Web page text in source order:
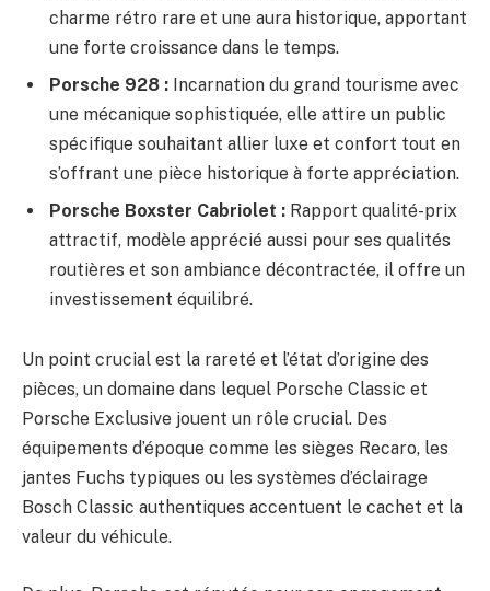
charme rétro rare et une aura historique, apportant
une forte croissance dans le temps.
Porsche 928 : Incarnation du grand tourisme avec
une mécanique sophistiquée, elle attire un public
spécifique souhaitant allier luxe et confort tout en
s’offrant une pièce historique à forte appréciation.
Porsche Boxster Cabriolet : Rapport qualité-prix
attractif, modèle apprécié aussi pour ses qualités
routières et son ambiance décontractée, il offre un
investissement équilibré.
Un point crucial est la rareté et l’état d’origine des
pièces, un domaine dans lequel Porsche Classic et
Porsche Exclusive jouent un rôle crucial. Des
équipements d’époque comme les sièges Recaro, les
jantes Fuchs typiques ou les systèmes d’éclairage
Bosch Classic authentiques accentuent le cachet et la
valeur du véhicule.